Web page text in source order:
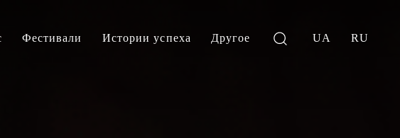
Фестивали Истории успеха Другое UA RU